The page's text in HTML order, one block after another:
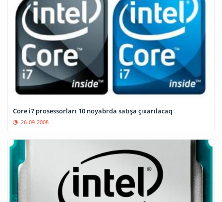
Core i7 prosessorları 10 noyabrda satışa çıxarılacaq
26-09-2008